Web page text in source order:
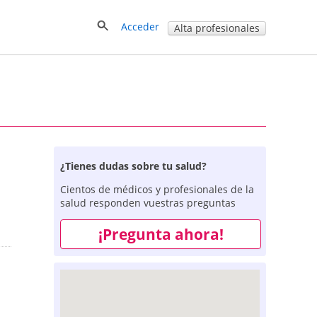
Acceder Alta profesionales
¿Tienes dudas sobre tu salud?
Cientos de médicos y profesionales de la
salud responden vuestras preguntas
¡Pregunta ahora!